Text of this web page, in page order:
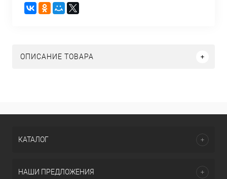
ОПИСАНИЕ ТОВАРА
КАТАЛОГ
НАШИ ПРЕДЛОЖЕНИЯ